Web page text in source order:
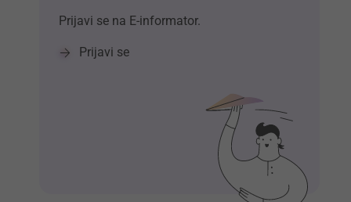
Prijavi se na E-informator.
Prijavi se